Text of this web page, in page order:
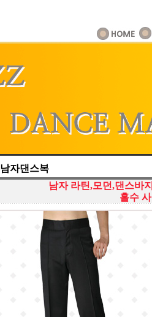
남자댄스복
남자 라틴,모던,댄스바
홀수